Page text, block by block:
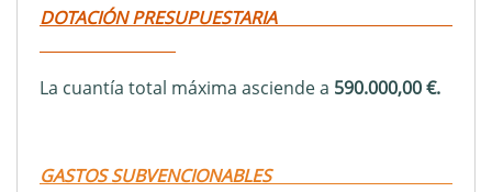
DOTACIÓN PRESUPUESTARIA
La cuantía total máxima asciende a 590.000,00 €.
GASTOS SUBVENCIONABLES